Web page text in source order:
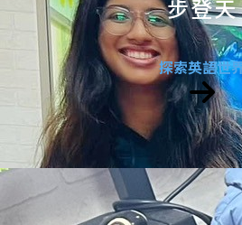
步登天
探索英語世